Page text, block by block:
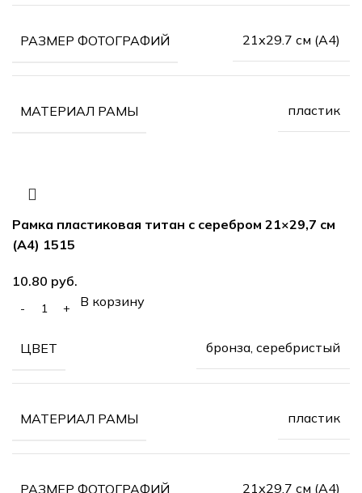
РАЗМЕР ФОТОГРАФИЙ 21х29.7 см (А4)
МАТЕРИАЛ РАМЫ пластик
Рамка пластиковая титан с серебром 21×29,7 см
(А4) 1515
руб.
В корзину
ЦВЕТ бронза, серебристый
МАТЕРИАЛ РАМЫ пластик
РАЗМЕР ФОТОГРАФИЙ 21х29.7 см (А4)